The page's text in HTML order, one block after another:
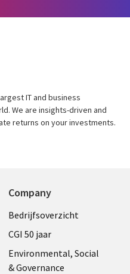
IT and business
We are insights-driven and
returns on your investments.
Company
Useful
links
NETHERLANDS
Bedrijfsoverzicht
CGI 50 jaar
Environmental, Social
& Governance